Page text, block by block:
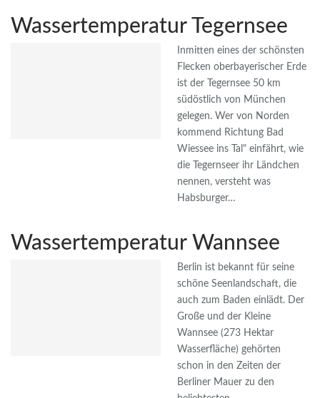
Wassertemperatur Tegernsee
Inmitten eines der schönsten
Flecken oberbayerischer Erde
ist der Tegernsee 50 km
südöstlich von München
gelegen. Wer von Norden
kommend Richtung Bad
Wiessee ins Tal" einfährt, wie
die Tegernseer ihr Ländchen
nennen, versteht was
Habsburger…
Wassertemperatur Wannsee
Berlin ist bekannt für seine
schöne Seenlandschaft, die
auch zum Baden einlädt. Der
Große und der Kleine
Wannsee (273 Hektar
Wasserfläche) gehörten
schon in den Zeiten der
Berliner Mauer zu den